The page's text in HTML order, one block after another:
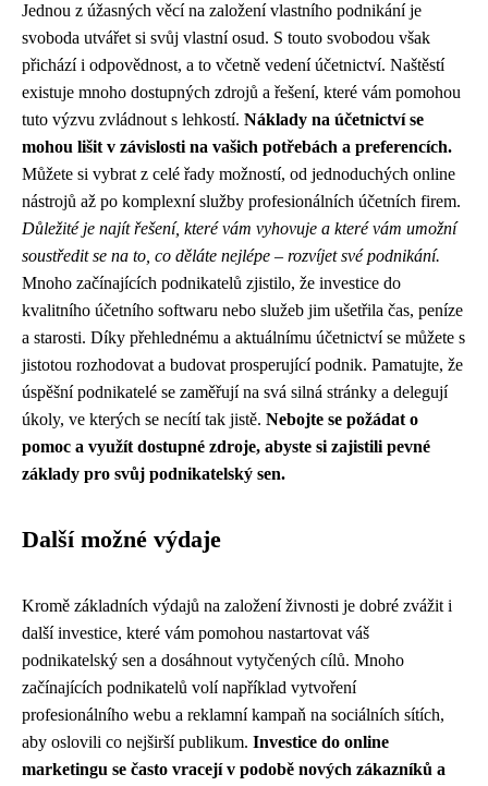
Jednou z úžasných věcí na založení vlastního podnikání je
svoboda utvářet si svůj vlastní osud. S touto svobodou však
přichází i odpovědnost, a to včetně vedení účetnictví. Naštěstí
existuje mnoho dostupných zdrojů a řešení, které vám pomohou
tuto výzvu zvládnout s lehkostí. Náklady na účetnictví se
mohou lišit v závislosti na vašich potřebách a preferencích.
Můžete si vybrat z celé řady možností, od jednoduchých online
nástrojů až po komplexní služby profesionálních účetních firem.
Důležité je najít řešení, které vám vyhovuje a které vám umožní
soustředit se na to, co děláte nejlépe – rozvíjet své podnikání.
Mnoho začínajících podnikatelů zjistilo, že investice do
kvalitního účetního softwaru nebo služeb jim ušetřila čas, peníze
a starosti. Díky přehlednému a aktuálnímu účetnictví se můžete s
jistotou rozhodovat a budovat prosperující podnik. Pamatujte, že
úspěšní podnikatelé se zaměřují na svá silná stránky a delegují
úkoly, ve kterých se necítí tak jistě. Nebojte se požádat o
pomoc a využít dostupné zdroje, abyste si zajistili pevné
základy pro svůj podnikatelský sen.
Další možné výdaje
Kromě základních výdajů na založení živnosti je dobré zvážit i
další investice, které vám pomohou nastartovat váš
podnikatelský sen a dosáhnout vytyčených cílů. Mnoho
začínajících podnikatelů volí například vytvoření
profesionálního webu a reklamní kampaň na sociálních sítích,
aby oslovili co nejširší publikum. Investice do online
marketingu se často vracejí v podobě nových zákazníků a